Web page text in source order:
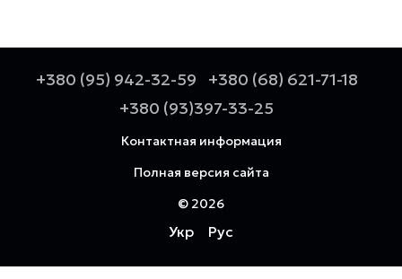
+380 (95) 942-32-59
+380 (68) 621-71-18
+380 (93)397-33-25
Контактная информация
Полная версия сайта
© 2026
Укр Рус